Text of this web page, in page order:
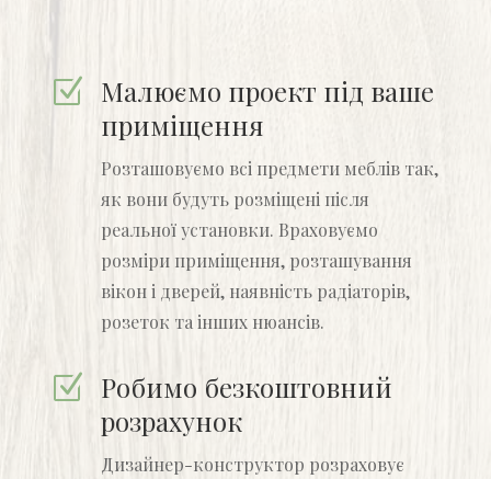
Z Малюємо проект під ваше
приміщення
Розташовуємо всі предмети меблів так,
як вони будуть розміщені після
реальної установки. Враховуємо
розміри приміщення, розташування
вікон і дверей, наявність радіаторів,
розеток та інших нюансів.
Z Робимо безкоштовний
розрахунок
Дизайнер-конструктор розраховує